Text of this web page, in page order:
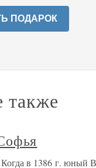
ПОДАРОК
также
в 1386 г. юный